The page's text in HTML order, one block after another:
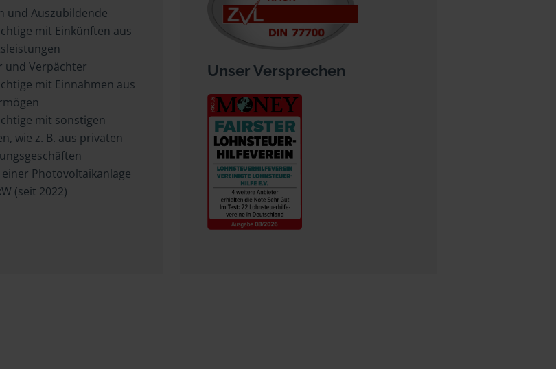
und Auszubildende
mit Einkünften aus
und Verpächter
mit Einnahmen aus
mit sonstigen
wie z. B. aus privaten
Photovoltaikanlage
(seit 2022)
Unser Versprechen